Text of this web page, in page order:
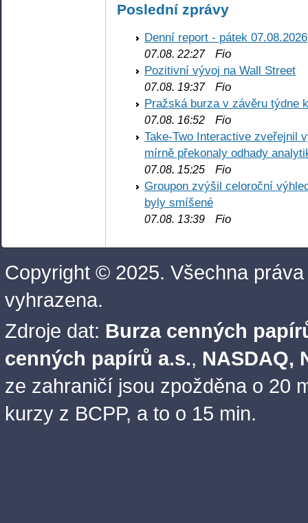
Poslední zprávy
Denní report - pátek 07.08.2026
07.08. 22:27Fio
Pozitivní vývoj na Wall Street
07.08. 19:37Fio
Pražská burza v závěru týdne
07.08. 16:52 Fio
Take-Two Interactive zveřejnil
mírně překonaly odhady
07.08. 15:25 Fio
Groupon zvýšil celoroční
byly smíšené
07.08. 13:39 Fio
Copyright © 2025. Všechna práva
vyhrazena.
Zdroje dat: Burza cenných
cenných papírů a.s., NASDAQ,
ze zahraničí jsou zpožděna o 20
kurzy z BCPP, a to o 15 min.